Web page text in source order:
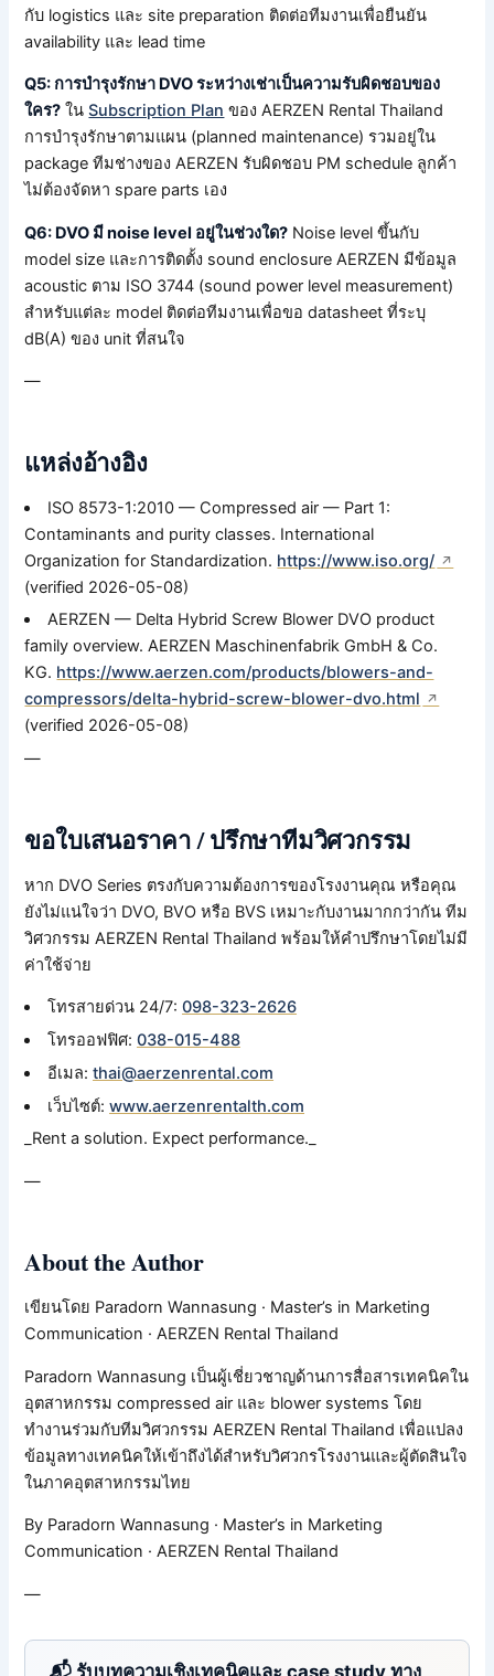
กับ logistics และ site preparation ติดต่อทีมงานเพื่อยืนยัน
availability และ lead time
Q5: การบำรุงรักษา DVO ระหว่างเช่าเป็นความรับผิดชอบของ
ใคร? ในSubscription Plan ของ AERZEN Rental Thailand
การบำรุงรักษาตามแผน (planned maintenance) รวมอยู่ใน
package ทีมช่างของ AERZEN รับผิดชอบ PM schedule ลูกค้า
ไม่ต้องจัดหา spare parts เอง
Q6: DVO มี noise level อยู่ในช่วงใด? Noise level ขึ้นกับ
model size และการติดตั้ง sound enclosure AERZEN มีข้อมูล
acoustic ตาม ISO 3744 (sound power level measurement)
สำหรับแต่ละ model ติดต่อทีมงานเพื่อขอ datasheet ที่ระบุ
dB(A) ของ unit ที่สนใจ
—
แหล่งอ้างอิง
ISO 8573-1:2010 — Compressed air — Part 1:
Contaminants and purity classes. International
Organization for Standardization. https://www.iso.org/
(verified 2026-05-08)
AERZEN — Delta Hybrid Screw Blower DVO product
family overview. AERZEN Maschinenfabrik GmbH & Co.
KG. https://www.aerzen.com/products/blowers-and-
compressors/delta-hybrid-screw-blower-dvo.html
(verified 2026-05-08)
—
ขอใบเสนอราคา / ปรึกษาทีมวิศวกรรม
หาก DVO Series ตรงกับความต้องการของโรงงานคุณ หรือคุณ
ยังไม่แน่ใจว่า DVO, BVO หรือ BVS เหมาะกับงานมากกว่ากัน ทีม
วิศวกรรม AERZEN Rental Thailand พร้อมให้คำปรึกษาโดยไม่มี
ค่าใช้จ่าย
โทรสายด่วน 24/7:098-323-2626
โทรออฟฟิศ:038-015-488
อีเมล:thai@aerzenrental.com
เว็บไซต์:www.aerzenrentalth.com
_Rent a solution. Expect performance._
—
About the Author
เขียนโดย Paradorn Wannasung · Master’s in Marketing
Communication · AERZEN Rental Thailand
Paradorn Wannasung เป็นผู้เชี่ยวชาญด้านการสื่อสารเทคนิคใน
อุตสาหกรรม compressed air และ blower systems โดย
ทำงานร่วมกับทีมวิศวกรรม AERZEN Rental Thailand เพื่อแปลง
ข้อมูลทางเทคนิคให้เข้าถึงได้สำหรับวิศวกรโรงงานและผู้ตัดสินใจ
ในภาคอุตสาหกรรมไทย
By Paradorn Wannasung · Master’s in Marketing
Communication · AERZEN Rental Thailand
—